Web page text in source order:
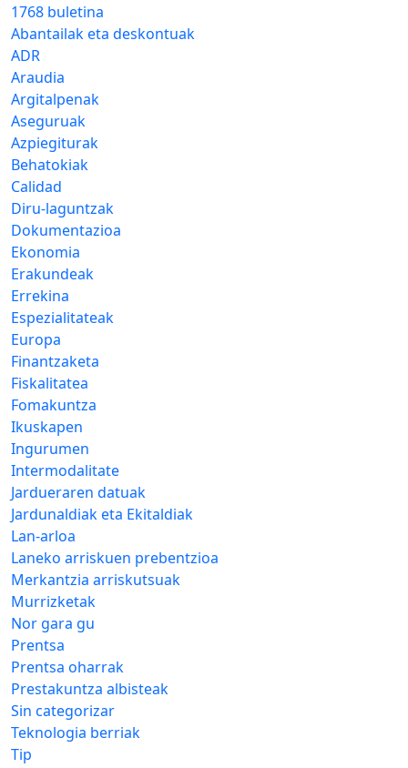
1768 buletina
Abantailak eta deskontuak
ADR
Araudia
Argitalpenak
Aseguruak
Azpiegiturak
Behatokiak
Calidad
Diru-laguntzak
Dokumentazioa
Ekonomia
Erakundeak
Errekina
Espezialitateak
Europa
Finantzaketa
Fiskalitatea
Fomakuntza
Ikuskapen
Ingurumen
Intermodalitate
Jardueraren datuak
Jardunaldiak eta Ekitaldiak
Lan-arloa
Laneko arriskuen prebentzioa
Merkantzia arriskutsuak
Murrizketak
Nor gara gu
Prentsa
Prentsa oharrak
Prestakuntza albisteak
Sin categorizar
Teknologia berriak
Tip